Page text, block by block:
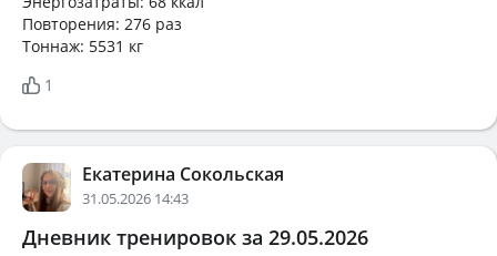
Повторения: 276 раз
Тоннаж: 5531 кг
1
Екатерина Сокольская
31.05.2026 14:43
Дневник тренировок за 29.05.2026